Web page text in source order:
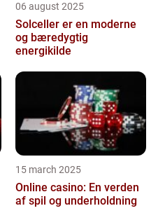
06 august 2025
Solceller er en moderne
og bæredygtig
energikilde
15 march 2025
Online casino: En verden
af spil og underholdning